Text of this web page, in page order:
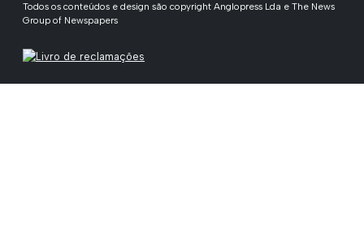
Todos os conteúdos e design são copyright Anglopress Lda e The News
Group of Newspapers